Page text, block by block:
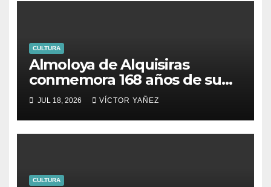
CULTURA
Almoloya de Alquisiras
conmemora 168 años de su
fundación
JUL 18, 2026 VÍCTOR YAÑEZ
CULTURA